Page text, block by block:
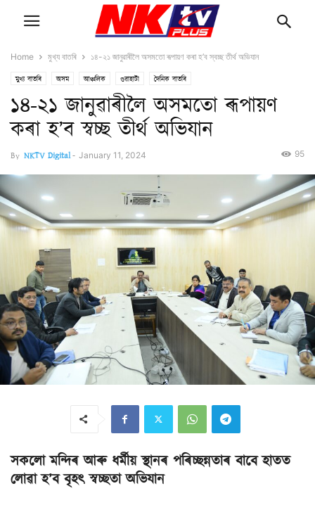
Home মুখ্য বাতৰি ১৪-২১ জানুৱাৰীলৈ অসমতো ৰূপায়ণ কৰা হ’ব স্বচ্ছ তীৰ্থ অভিযান
মুখ্য বাতৰি অসম আঞ্চলিক গুৱাহাটী দৈনিক বাতৰি
১৪-২১ জানুৱাৰীলৈ অসমতো ৰূপায়ণ
কৰা হ’ব স্বচ্ছ তীৰ্থ অভিযান
By NKTV Digital- January 11, 2024 95
সকলো মন্দিৰ আৰু ধৰ্মীয় স্থানৰ পৰিচ্ছন্নতাৰ বাবে হাতত
লোৱা হ’ব বৃহৎ স্বচ্ছতা অভিযান